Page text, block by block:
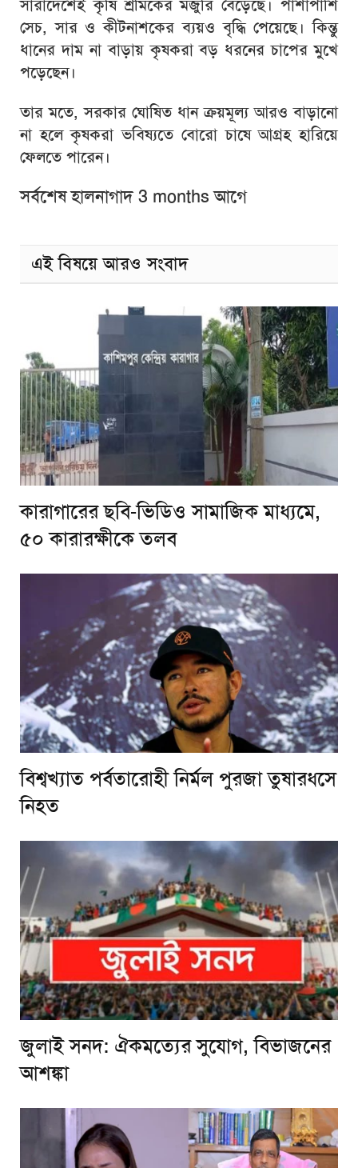
সারাদেশেই কৃষি শ্রমিকের মজুরি বেড়েছে। পাশাপাশি
সেচ, সার ও কীটনাশকের ব্যয়ও বৃদ্ধি পেয়েছে। কিন্তু
ধানের দাম না বাড়ায় কৃষকরা বড় ধরনের চাপের মুখে
পড়েছেন।
তার মতে, সরকার ঘোষিত ধান ক্রয়মূল্য আরও বাড়ানো
না হলে কৃষকরা ভবিষ্যতে বোরো চাষে আগ্রহ হারিয়ে
ফেলতে পারেন।
সর্বশেষ হালনাগাদ 3 months আগে
এই বিষয়ে আরও সংবাদ
কারাগারের ছবি-ভিডিও সামাজিক মাধ্যমে,
৫০ কারারক্ষীকে তলব
বিশ্বখ্যাত পর্বতারোহী নির্মল পুরজা তুষারধসে
নিহত
জুলাই সনদ: ঐকমত্যের সুযোগ, বিভাজনের
আশঙ্কা